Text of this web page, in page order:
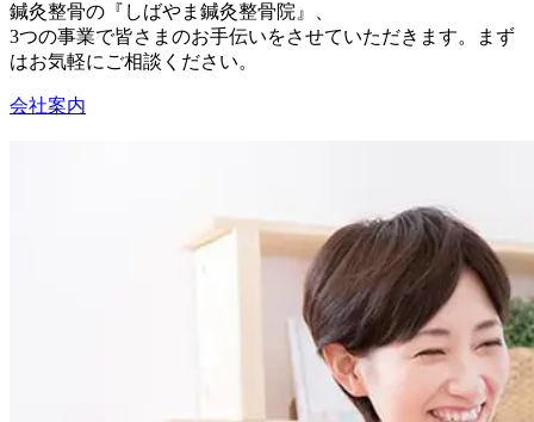
鍼灸整骨の『しばやま鍼灸整骨院』、
3つの事業で皆さまのお手伝いをさせていただきます。まず
はお気軽にご相談ください。
会社案内